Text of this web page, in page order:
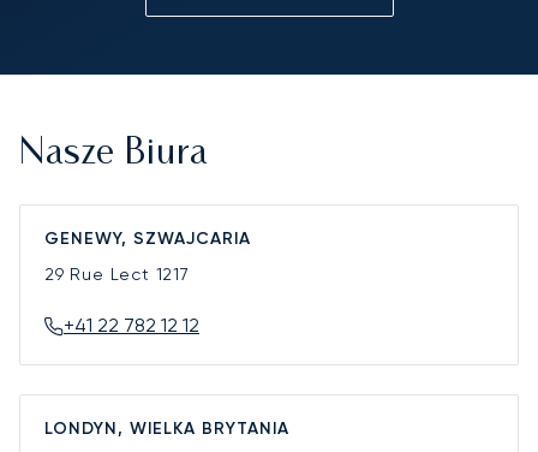
Nasze Biura
GENEWY, SZWAJCARIA
29 Rue Lect 1217
+41 22 782 12 12
LONDYN, WIELKA BRYTANIA